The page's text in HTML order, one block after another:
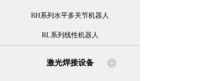
RH系列水平多关节机器人
RL系列线性机器人
激光焊接设备